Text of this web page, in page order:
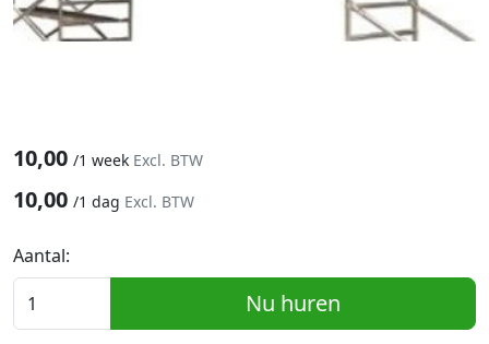
10,00 /1 dag Excl. BTW
10,00 /1 week Excl. BTW
Aantal:
Nu huren